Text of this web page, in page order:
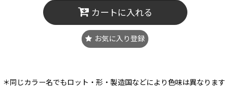
カートに入れる
お気に入り登録
＊同じカラー名でもロット・形・製造国などにより色味は異なります